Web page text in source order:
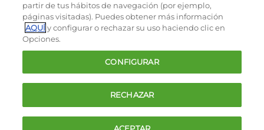
Cookies
Política de privacidad
Términos y condiciones de la oferta
Contacto
FAQ
partir de tus hábitos de navegación (por ejemplo,
páginas visitadas). Puedes obtener más información
AQUÍy configurar o rechazar su uso haciendo clic en
Opciones.
CONFIGURAR
RECHAZAR